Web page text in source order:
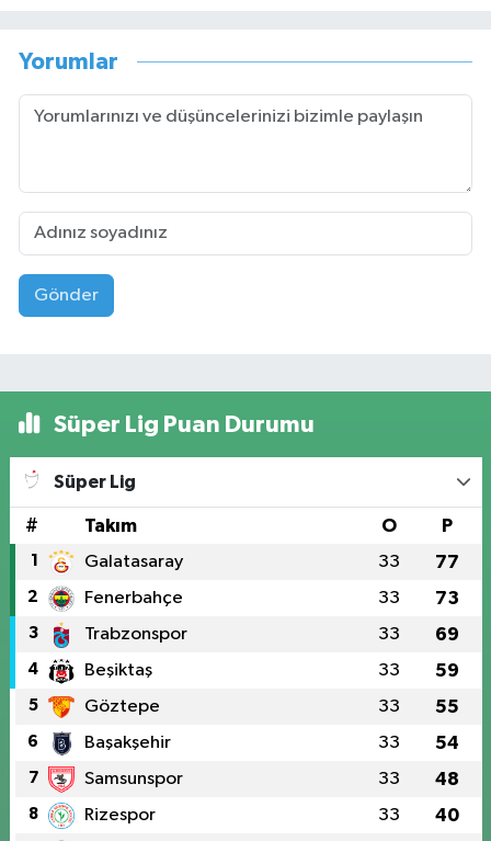
Yorumlar
Gönder
Süper Lig Puan Durumu
Süper Lig
# Takım O P
1 Galatasaray 33 77
2 Fenerbahçe 33 73
3 Trabzonspor 33 69
4 Beşiktaş 33 59
5 Göztepe 33 55
6 Başakşehir 33 54
7 Samsunspor 33 48
8 Rizespor 33 40